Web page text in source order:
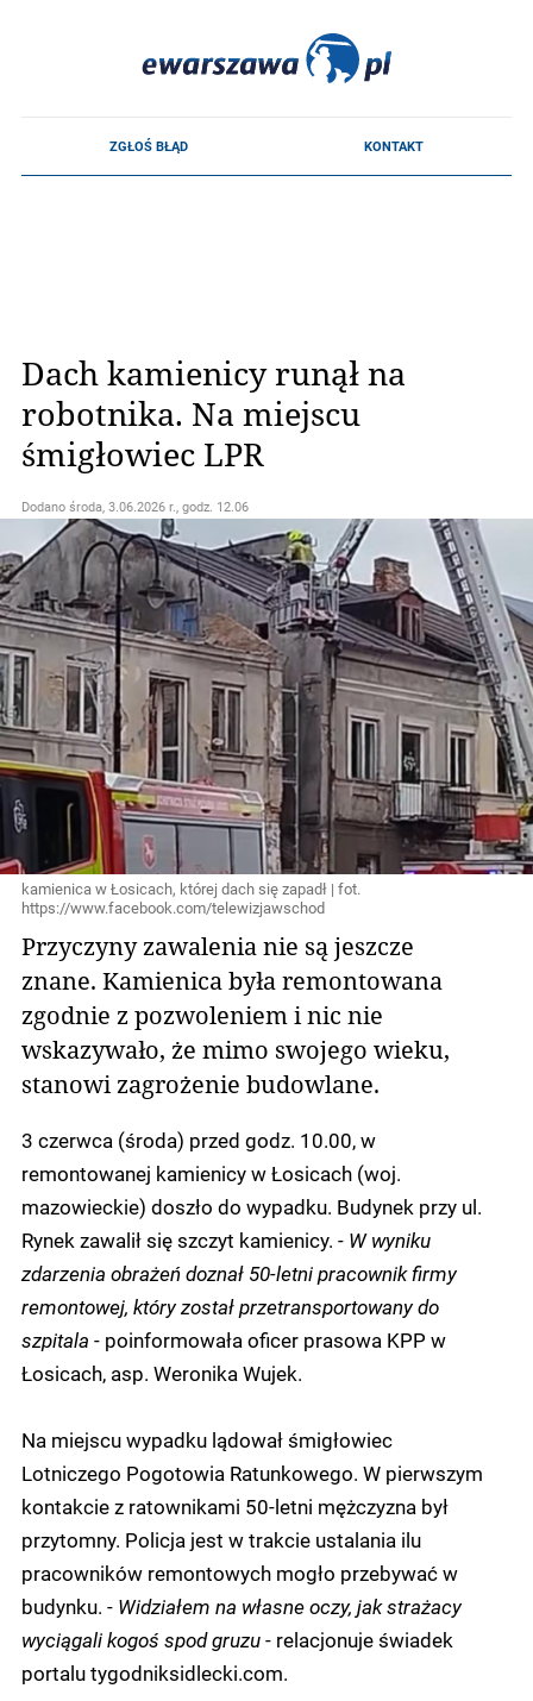
Dach kamienicy runął na
robotnika. Na miejscu
śmigłowiec LPR
Dodano środa, 3.06.2026 r., godz. 12.06
kamienica w Łosicach, której dach się zapadł | fot.
https://www.facebook.com/telewizjawschod
Przyczyny zawalenia nie są jeszcze
znane. Kamienica była remontowana
zgodnie z pozwoleniem i nic nie
wskazywało, że mimo swojego wieku,
stanowi zagrożenie budowlane.
3 czerwca (środa) przed godz. 10.00, w
remontowanej kamienicy w Łosicach (woj.
mazowieckie) doszło do wypadku. Budynek przy ul.
Rynek zawalił się szczyt kamienicy. - W wyniku
zdarzenia obrażeń doznał 50-letni pracownik firmy
remontowej, który został przetransportowany do
szpitala - poinformowała oficer prasowa KPP w
Łosicach, asp. Weronika Wujek.
Na miejscu wypadku lądował śmigłowiec
Lotniczego Pogotowia Ratunkowego. W pierwszym
kontakcie z ratownikami 50-letni mężczyzna był
przytomny. Policja jest w trakcie ustalania ilu
pracowników remontowych mogło przebywać w
budynku. - Widziałem na własne oczy, jak strażacy
wyciągali kogoś spod gruzu- relacjonuje świadek
portalu tygodniksidlecki.com.